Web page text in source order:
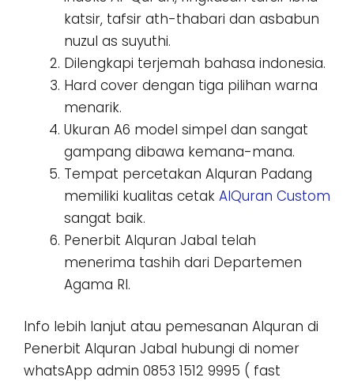
katsir, tafsir ath-thabari dan asbabun
nuzul as suyuthi.
Dilengkapi terjemah bahasa indonesia.
Hard cover dengan tiga pilihan warna
menarik.
Ukuran A6 model simpel dan sangat
gampang dibawa kemana-mana.
Tempat percetakan Alquran Padang
memiliki kualitas cetak AlQuran Custom
sangat baik.
Penerbit Alquran Jabal telah
menerima tashih dari Departemen
Agama RI.
Info lebih lanjut atau pemesanan Alquran di
Penerbit Alquran Jabal hubungi di nomer
whatsApp admin 0853 1512 9995 ( fast